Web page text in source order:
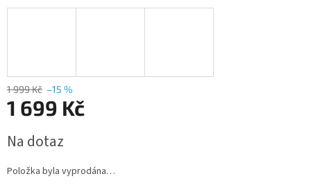
1 999 Kč –15 %
1 699 Kč
cena:
Na dotaz
Položka byla vyprodána…